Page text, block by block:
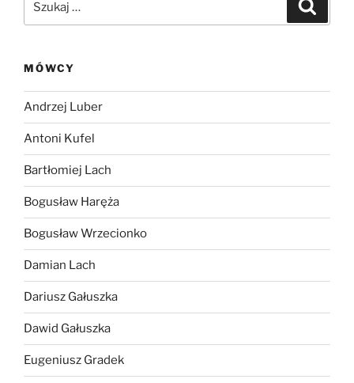
MÓWCY
Andrzej Luber
Antoni Kufel
Bartłomiej Lach
Bogusław Haręża
Bogusław Wrzecionko
Damian Lach
Dariusz Gałuszka
Dawid Gałuszka
Eugeniusz Gradek